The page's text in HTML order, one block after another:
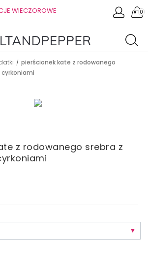
WIECZOROWE 0
/ pierścionek kate z rodowanego
z rodowanego srebra z